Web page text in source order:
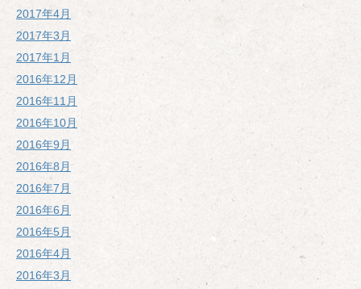
2017年4月
2017年3月
2017年1月
2016年12月
2016年11月
2016年10月
2016年9月
2016年8月
2016年7月
2016年6月
2016年5月
2016年4月
2016年3月